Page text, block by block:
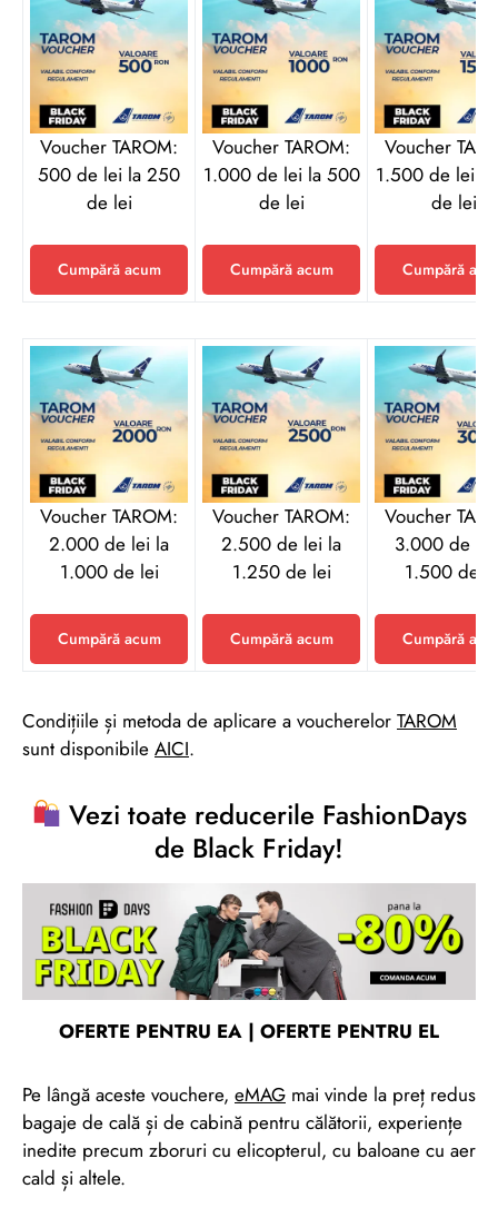
Voucher TAROM:
500 de lei la 250
de lei
Cumpără acum
Voucher TAROM:
1.000 de lei la 500
de lei
Cumpără acum
Voucher
1.500 de lei
de lei
Cumpără
Voucher TAROM:
2.000 de lei la
1.000 de lei
Cumpără acum
Voucher TAROM:
2.500 de lei la
1.250 de lei
Cumpără acum
Voucher
3.000 de lei
1.500 de
Cumpără
Condițiile și metoda de aplicare a voucherelor TAROM
sunt disponibile AICI.
Vezi toate reducerile FashionDays
de Black Friday!
OFERTE PENTRU EA | OFERTE PENTRU EL
Pe lângă aceste vouchere, eMAG mai vinde la preț redus
bagaje de cală și de cabină pentru călătorii, experiențe
inedite precum zboruri cu elicopterul, cu baloane cu aer
cald și altele.